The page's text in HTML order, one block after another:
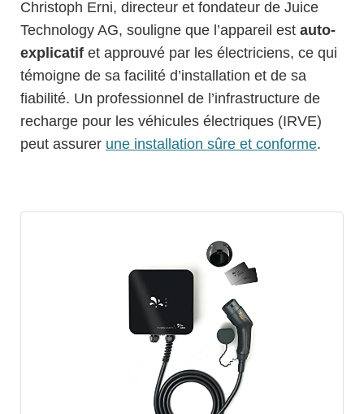
Christoph Erni, directeur et fondateur de Juice
Technology AG, souligne que l’appareil est auto-
explicatif et approuvé par les électriciens, ce qui
témoigne de sa facilité d’installation et de sa
fiabilité. Un professionnel de l’infrastructure de
recharge pour les véhicules électriques (IRVE)
peut assurer une installation sûre et conforme.